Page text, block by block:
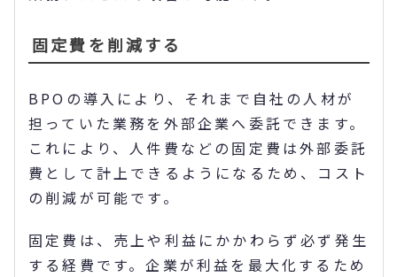
固定費を削減する
BPOの導入により、それまで自社の人材が
担っていた業務を外部企業へ委託できます。
これにより、人件費などの固定費は外部委託
費として計上できるようになるため、コスト
の削減が可能です。
固定費は、売上や利益にかかわらず必ず発生
する経費です。企業が利益を最大化するため